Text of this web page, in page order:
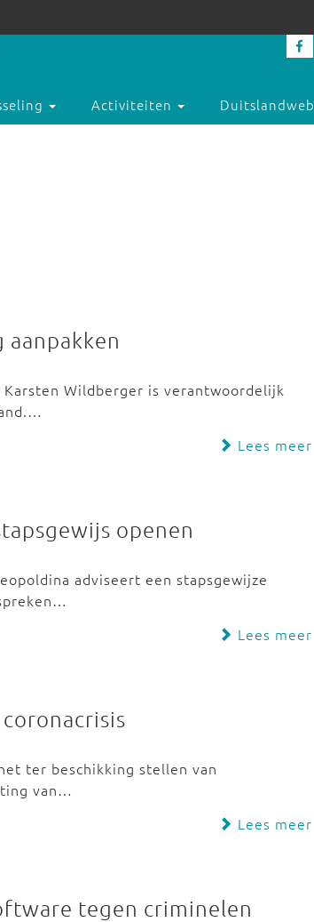
Activiteiten Duitslandweb
Wildberger is verantwoordelijk
Lees meer
openen
adviseert een stapsgewijze
Lees meer
ter beschikking stellen van
van…
Lees meer
tegen criminelen